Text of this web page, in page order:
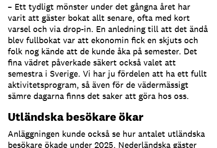
– Ett tydligt mönster under det gångna året har
varit att gäster bokat allt senare, ofta med kort
varsel och via drop-in. En anledning till att det ändå
blev fullbokat var att ekonomin fick en skjuts och
folk nog kände att de kunde åka på semester. Det
fina vädret påverkade säkert också valet att
semestra i Sverige. Vi har ju fördelen att ha ett fullt
aktivitetsprogram, så även för de vädermässigt
sämre dagarna finns det saker att göra hos oss.
Utländska besökare ökar
Anläggningen kunde också se hur antalet utländska
besökare ökade under 2025. Nederländska gäster